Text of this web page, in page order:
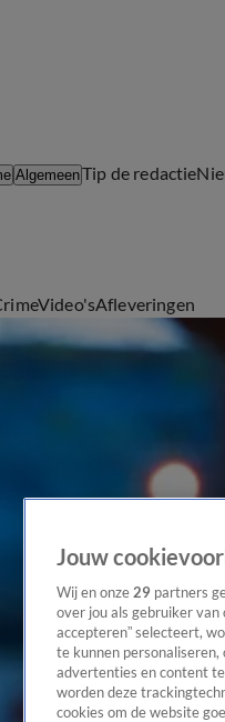
AlgemeenTip de redactie
Video'sAfleveringen
Jouw
Wij en onze 29 partners
over jou als gebruiker van
accepteren” selecteert,
te kunnen
advertenties en content
worden deze
cookies om de website